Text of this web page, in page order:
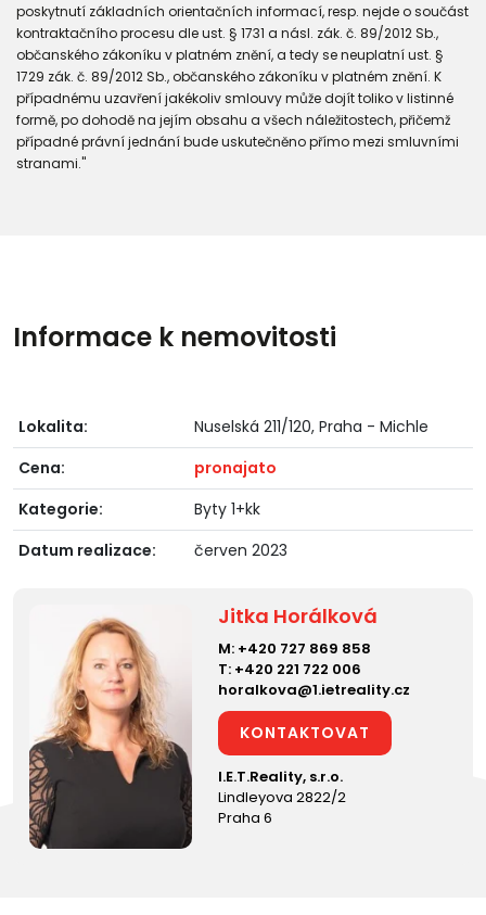
poskytnutí základních orientačních informací, resp. nejde o součást
kontraktačního procesu dle ust. § 1731 a násl. zák. č. 89/2012 Sb.,
občanského zákoníku v platném znění, a tedy se neuplatní ust. §
1729 zák. č. 89/2012 Sb., občanského zákoníku v platném znění. K
případnému uzavření jakékoliv smlouvy může dojít toliko v listinné
formě, po dohodě na jejím obsahu a všech náležitostech, přičemž
případné právní jednání bude uskutečněno přímo mezi smluvními
stranami."
Informace k nemovitosti
Lokalita:
Nuselská 211/120, Praha - Michle
Cena:
pronajato
Kategorie:
Byty 1+kk
Datum realizace:
červen 2023
Jitka Horálková
M: +420 727 869 858
T: +420 221 722 006
horalkova@1.ietreality.cz
KONTAKTOVAT
I.E.T.Reality, s.r.o.
Lindleyova 2822/2
Praha 6